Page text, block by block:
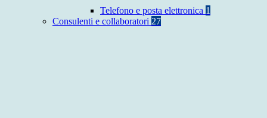
Telefono e posta elettronica 1
Consulenti e collaboratori 27